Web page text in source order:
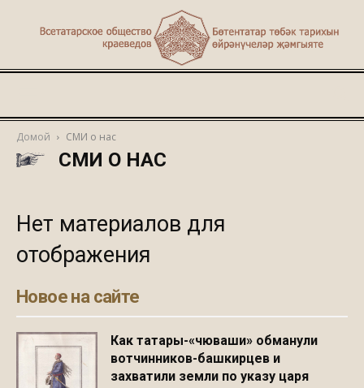
Домой СМИ о нас
СМИ О НАС
Нет материалов для
отображения
Новое на сайте
Как татары-«чюваши» обманули
вотчинников-башкирцев и
захватили земли по указу царя